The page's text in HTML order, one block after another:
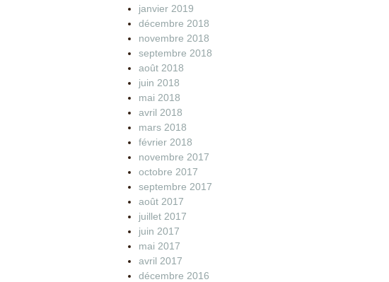
janvier 2019
décembre 2018
novembre 2018
septembre 2018
août 2018
juin 2018
mai 2018
avril 2018
mars 2018
février 2018
novembre 2017
octobre 2017
septembre 2017
août 2017
juillet 2017
juin 2017
mai 2017
avril 2017
décembre 2016